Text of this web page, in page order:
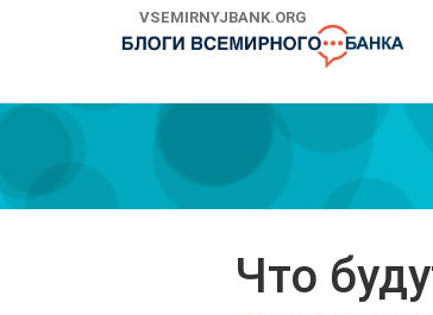
VSEMIRNYJBANK.ORG
Что